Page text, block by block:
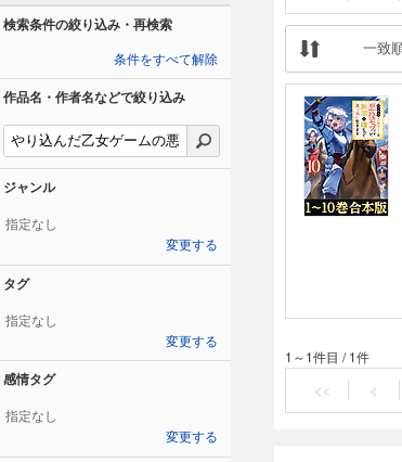
一致
1～1件目 /1件
<< <
検索条件の絞り込み・再検索
条件をすべて解除
作品名・作者名などで絞り込み
ジャンル
指定なし
変更する
タグ
指定なし
変更する
感情タグ
指定なし
変更する